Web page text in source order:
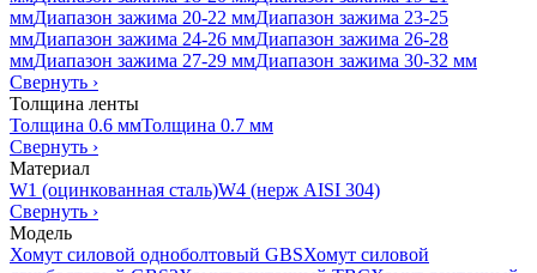
ммДиапазон зажима 20-22 ммДиапазон зажима 23-25
ммДиапазон зажима 24-26 ммДиапазон зажима 26-28
ммДиапазон зажима 27-29 ммДиапазон зажима 30-32 мм
Свернуть ›
Толщина ленты
Толщина 0.6 ммТолщина 0.7 мм
Свернуть ›
Материал
W1 (оцинкованная сталь)W4 (нерж AISI 304)
Свернуть ›
Модель
Хомут силовой одноболтовый GBSХомут силовой